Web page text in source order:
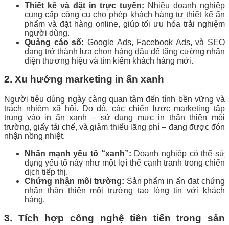
Thiết kế và đặt in trực tuyến: Nhiều doanh nghiệp
cung cấp công cụ cho phép khách hàng tự thiết kế ấn
phẩm và đặt hàng online, giúp tối ưu hóa trải nghiệm
người dùng.
Quảng cáo số: Google Ads, Facebook Ads, và SEO
đang trở thành lựa chọn hàng đầu để tăng cường nhận
diện thương hiệu và tìm kiếm khách hàng mới.
2. Xu hướng marketing in ấn xanh
Người tiêu dùng ngày càng quan tâm đến tính bền vững và
trách nhiệm xã hội. Do đó, các chiến lược marketing tập
trung vào in ấn xanh – sử dụng mực in thân thiện môi
trường, giấy tái chế, và giảm thiểu lãng phí – đang được đón
nhận nồng nhiệt.
Nhấn mạnh yếu tố “xanh”: Doanh nghiệp có thể sử
dụng yếu tố này như một lợi thế cạnh tranh trong chiến
dịch tiếp thị.
Chứng nhận môi trường: Sản phẩm in ấn đạt chứng
nhận thân thiện môi trường tạo lòng tin với khách
hàng.
3. Tích hợp công nghệ tiên tiến trong sản